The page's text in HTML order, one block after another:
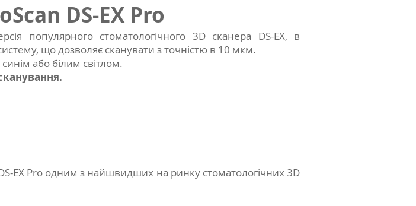
DS-EX Pro
популярного стоматологічного 3D сканера DS-EX, в
що дозволяє сканувати з точністю в 10 мкм.
або білим світлом.
EX Pro одним з найшвидших на ринку стоматологічних 3D